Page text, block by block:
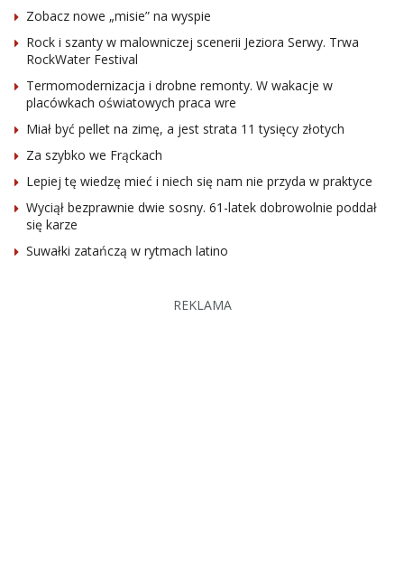
Zobacz nowe „misie” na wyspie
Rock i szanty w malowniczej scenerii Jeziora Serwy. Trwa
RockWater Festival
Termomodernizacja i drobne remonty. W wakacje w
placówkach oświatowych praca wre
Miał być pellet na zimę, a jest strata 11 tysięcy złotych
Za szybko we Frąckach
Lepiej tę wiedzę mieć i niech się nam nie przyda w praktyce
Wyciął bezprawnie dwie sosny. 61-latek dobrowolnie poddał
się karze
Suwałki zatańczą w rytmach latino
REKLAMA